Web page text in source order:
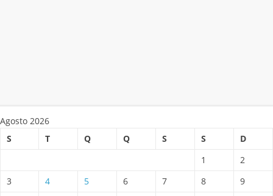
Agosto 2026
S
T Q Q S S
D
1
2
3
4 5 6 7 8
9